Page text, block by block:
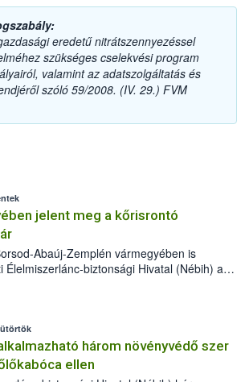
eredetű nitrátszennyezéssel
szükséges cselekvési program
valamint az adatszolgáltatás és
szóló 59/2008. (IV. 29.) FVM
jelent meg a kőrisrontó
Abaúj-Zemplén vármegyében is
Élelmiszerlánc-biztonsági Hivatal (Nébih) a
(Agrilus planipennis) jelenlétét. A
találták meg, de már fertőzött
emellett az intézkedéseket a szlovák
a terjedés megállítása érdekében.
három növényvédő szer
ellen